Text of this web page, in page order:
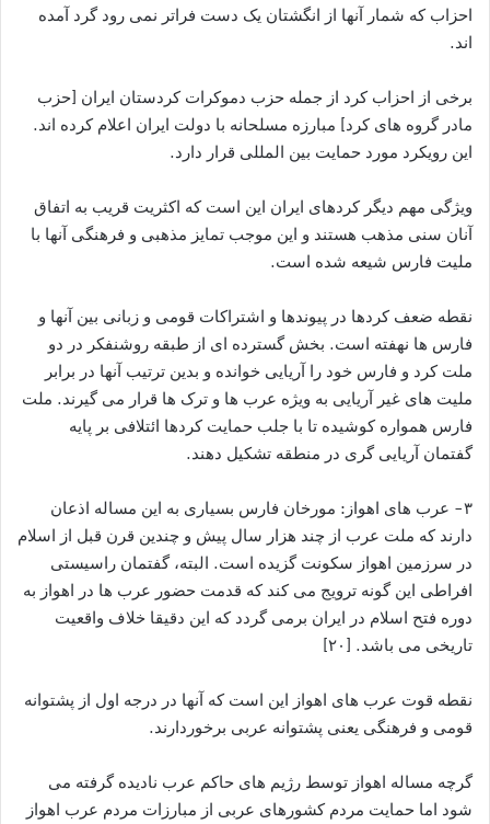
احزاب که شمار آنها از انگشتان یک دست فراتر نمی رود گرد آمده
اند.
برخی از احزاب کرد از جمله حزب دموکرات کردستان ایران [حزب
مادر گروه های کرد] مبارزه مسلحانه با دولت ایران اعلام کرده اند.
این رویکرد مورد حمایت بین المللی قرار دارد.
ویژگی مهم دیگر کردهای ایران این است که اکثریت قریب به اتفاق
آنان سنی مذهب هستند و این موجب تمایز مذهبی و فرهنگی آنها با
ملیت فارس شیعه شده است.
نقطه ضعف کردها در پیوندها و اشتراکات قومی و زبانی بین آنها و
فارس ها نهفته است. بخش گسترده ای از طبقه روشنفکر در دو
ملت کرد و فارس خود را آریایی خوانده و بدین ترتیب آنها در برابر
ملیت های غیر آریایی به ویژه عرب ها و ترک ها قرار می گیرند. ملت
فارس همواره کوشیده تا با جلب حمایت کردها ائتلافی بر پایه
گفتمان آریایی گری در منطقه تشکیل دهند.
۳- عرب های اهواز: مورخان فارس بسیاری به این مساله اذعان
دارند که ملت عرب از چند هزار سال پیش و چندین قرن قبل از اسلام
در سرزمین اهواز سکونت گزیده است. البته، گفتمان راسیستی
افراطی این گونه ترویج می کند که قدمت حضور عرب ها در اهواز به
دوره فتح اسلام در ایران برمی گردد که این دقیقا خلاف واقعیت
تاریخی می باشد. [۲۰]
نقطه قوت عرب های اهواز این است که آنها در درجه اول از پشتوانه
قومی و فرهنگی یعنی پشتوانه عربی برخوردارند.
گرچه مساله اهواز توسط رژیم های حاکم عرب نادیده گرفته می
شود اما حمایت مردم کشورهای عربی از مبارزات مردم عرب اهواز